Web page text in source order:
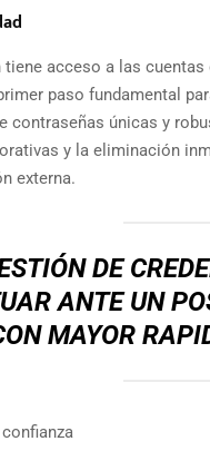
acceso a las
paso fundamental
contraseñas únicas y
y la eliminación
externa.
DE
ANTE UN
MAYOR